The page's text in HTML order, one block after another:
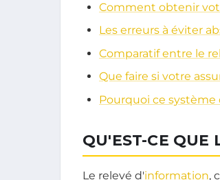
Comment obtenir
Les erreurs à éviter
Comparatif entre le
Que faire si votre
Pourquoi ce
QU'EST-CE QUE
Le relevé d'information,